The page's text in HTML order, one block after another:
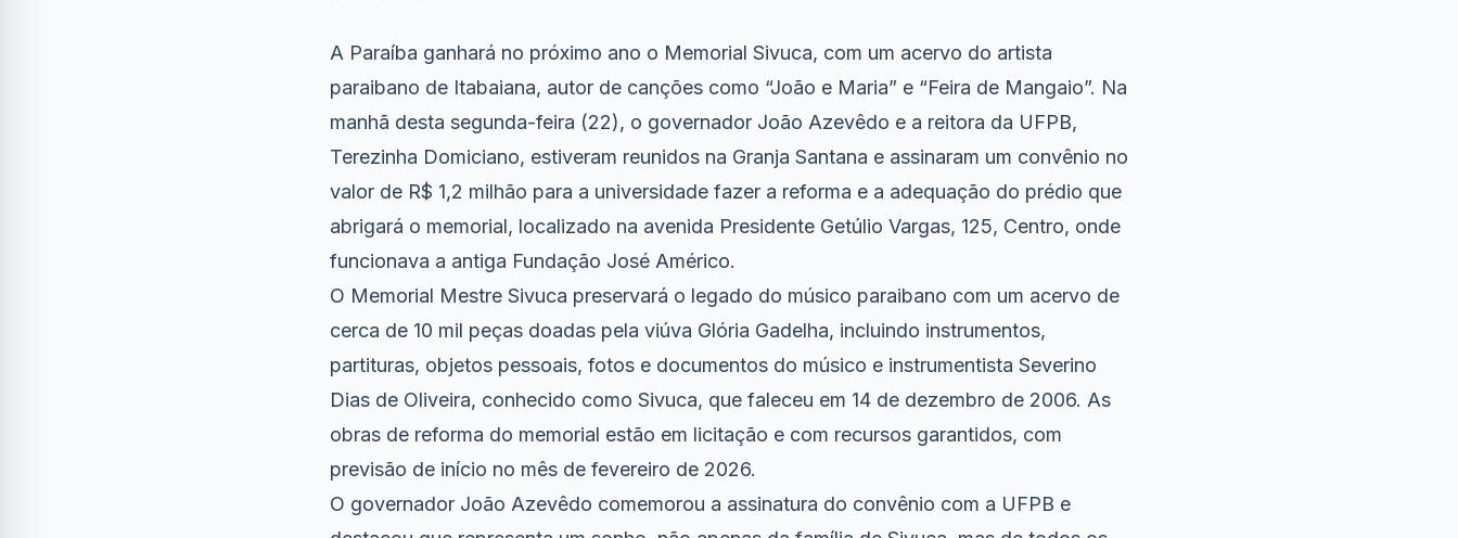
A Paraíba ganhará no próximo ano o Memorial Sivuca, com um acervo do artista
paraibano de Itabaiana, autor de canções como “João e Maria” e “Feira de Mangaio”. Na
manhã desta segunda-feira (22), o governador João Azevêdo e a reitora da UFPB,
Terezinha Domiciano, estiveram reunidos na Granja Santana e assinaram um convênio no
valor de R$ 1,2 milhão para a universidade fazer a reforma e a adequação do prédio que
abrigará o memorial, localizado na avenida Presidente Getúlio Vargas, 125, Centro, onde
funcionava a antiga Fundação José Américo.
O Memorial Mestre Sivuca preservará o legado do músico paraibano com um acervo de
cerca de 10 mil peças doadas pela viúva Glória Gadelha, incluindo instrumentos,
partituras, objetos pessoais, fotos e documentos do músico e instrumentista Severino
Dias de Oliveira, conhecido como Sivuca, que faleceu em 14 de dezembro de 2006. As
obras de reforma do memorial estão em licitação e com recursos garantidos, com
previsão de início no mês de fevereiro de 2026.
O governador João Azevêdo comemorou a assinatura do convênio com a UFPB e